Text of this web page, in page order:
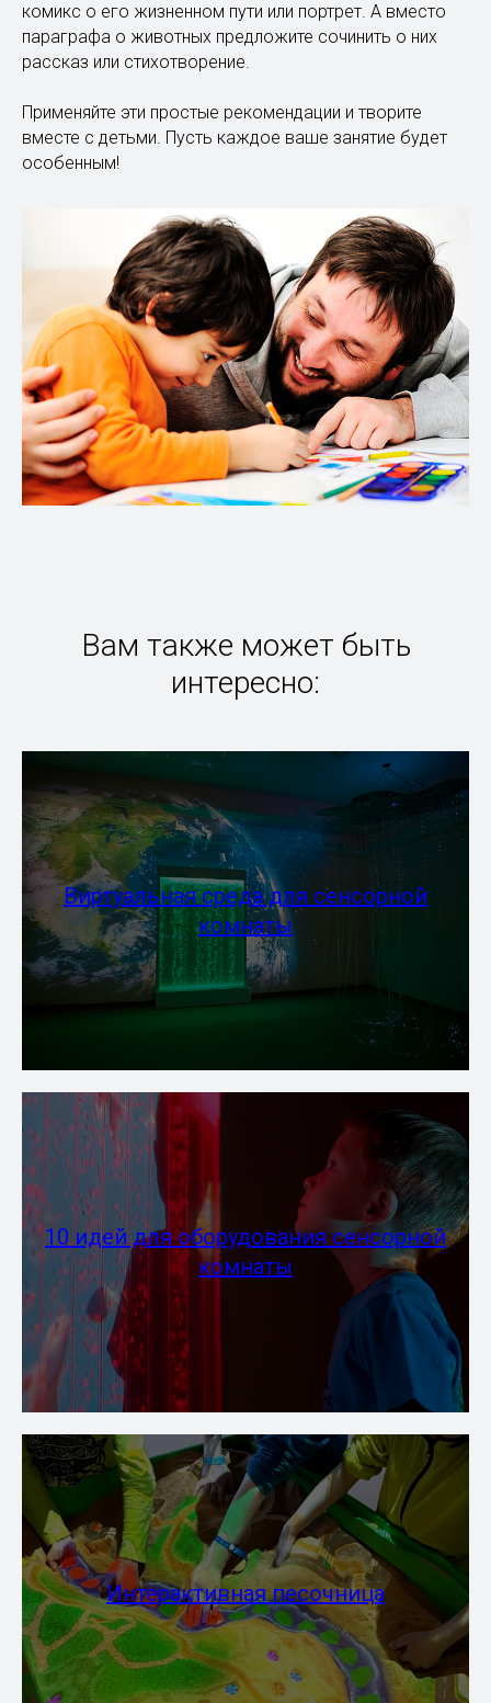
комикс о его жизненном пути или портрет. А вместо
параграфа о животных предложите сочинить о них
рассказ или стихотворение.
Применяйте эти простые рекомендации и творите
вместе с детьми. Пусть каждое ваше занятие будет
особенным!
Вам также может быть
интересно:
Виртуальная среда для сенсорной
комнаты
10 идей для оборудования сенсорной
комнаты
Интерактивная песочница